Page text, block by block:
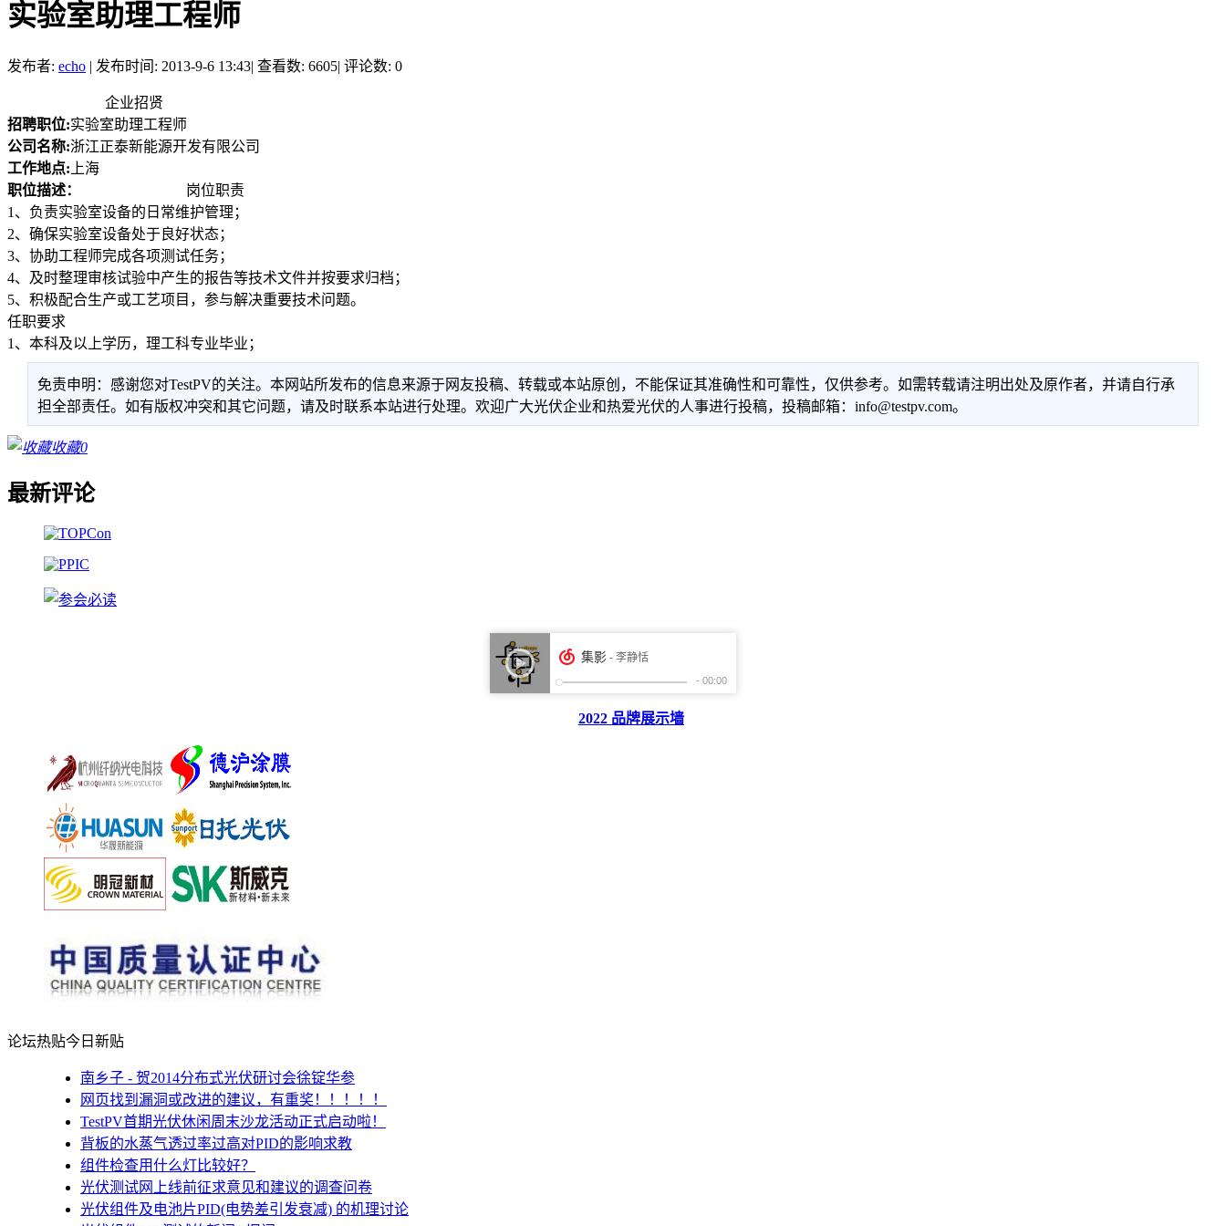
实验室助理工程师
发布者: echo | 发布时间: 2013-9-6 13:43| 查看数: 6605| 评论数: 0
企业招贤
招聘职位:实验室助理工程师
公司名称:浙江正泰新能源开发有限公司
工作地点: 上海
职位描述：
岗位职责
1、负责实验室设备的日常维护管理；
2、确保实验室设备处于良好状态；
3、协助工程师完成各项测试任务；
4、及时整理审核试验中产生的报告等技术文件并按要求归档；
5、积极配合生产或工艺项目，参与解决重要技术问题。
任职要求
1、本科及以上学历，理工科专业毕业；
免责申明：感谢您对TestPV的关注。本网站所发布的信息来源于网友投稿、转载或本站原创，不能保证其准确性和可靠性，仅供参考。如需转载请注明出处及原作者，并请自行承
担全部责任。如有版权冲突和其它问题，请及时联系本站进行处理。欢迎广大光伏企业和热爱光伏的人事进行投稿，投稿邮箱：info@testpv.com。
收藏0
最新评论
2022 品牌展示墙
论坛热贴今日新贴
南乡子 - 贺2014分布式光伏研讨会徐锭华参
网页找到漏洞或改进的建议，有重奖！！！！！
TestPV首期光伏休闲周末沙龙活动正式启动啦！
背板的水蒸气透过率过高对PID的影响求教
组件检查用什么灯比较好？
光伏测试网上线前征求意见和建议的调查问卷
光伏组件及电池片PID(电势差引发衰减) 的机理讨论